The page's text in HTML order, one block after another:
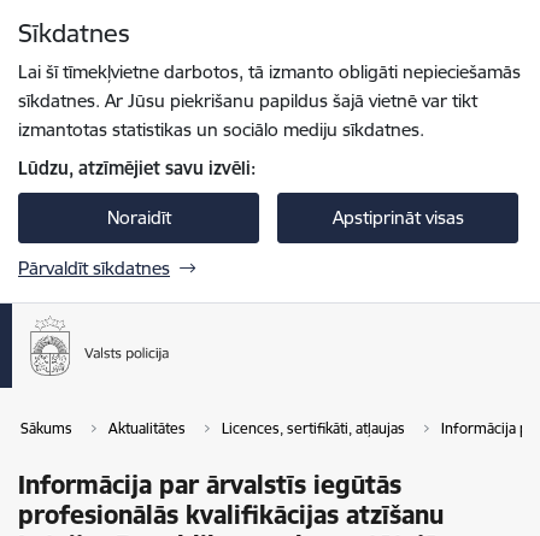
Sīkdatnes
Lai šī tīmekļvietne darbotos, tā izmanto obligāti nepieciešamās
sīkdatnes. Ar Jūsu piekrišanu papildus šajā vietnē var tikt
izmantotas statistikas un sociālo mediju sīkdatnes.
Lūdzu, atzīmējiet savu izvēli:
Noraidīt Apstiprināt visas
Pārvaldīt sīkdatnes
Sākums Aktualitātes Licences, sertifikāti, atļaujas Informācija
Informācija par ārvalstīs iegūtās
profesionālās kvalifikācijas atzīšanu